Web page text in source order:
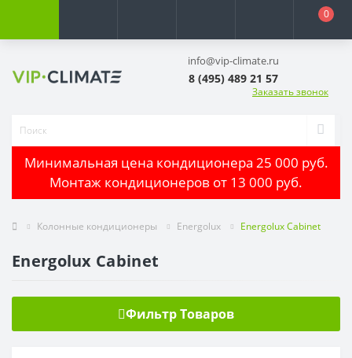
0
info@vip-climate.ru
8 (495) 489 21 57
Заказать звонок
Минимальная цена кондиционера 25 000 руб.
Монтаж кондиционеров от 13 000 руб.
Колонные кондиционеры Energolux Energolux Cabinet
Energolux Cabinet
Фильтр Товаров